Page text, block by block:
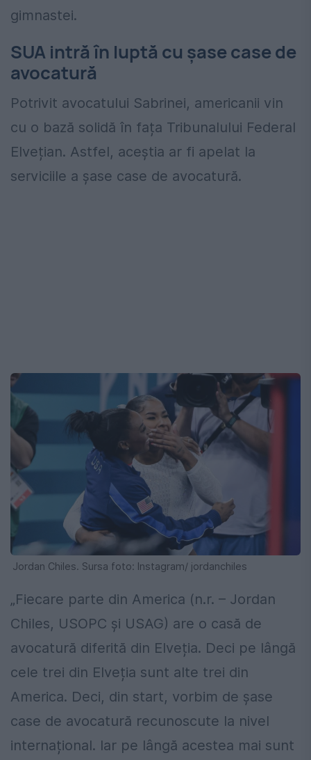
gimnastei.
SUA intră în luptă cu șase case de
avocatură
Potrivit avocatului Sabrinei, americanii vin
cu o bază solidă în fața Tribunalului Federal
Elvețian. Astfel, aceștia ar fi apelat la
serviciile a șase case de avocatură.
Jordan Chiles. Sursa foto: Instagram/ jordanchiles
„Fiecare parte din America (n.r. – Jordan
Chiles, USOPC și USAG) are o casă de
avocatură diferită din Elveția. Deci pe lângă
cele trei din Elveția sunt alte trei din
America. Deci, din start, vorbim de șase
case de avocatură recunoscute la nivel
internațional. Iar pe lângă acestea mai sunt